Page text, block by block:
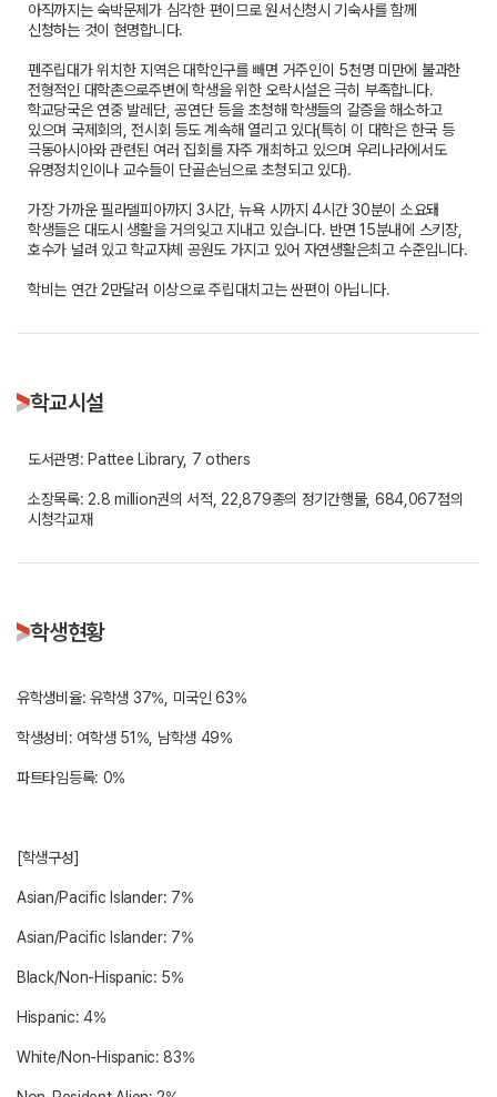
아직까지는 숙박문제가 심각한 편이므로 원서신청시 기숙사를 함께
신청하는 것이 현명합니다.
펜주립대가 위치한 지역은 대학인구를 빼면 거주인이 5천명 미만에 불과한
전형적인 대학촌으로주변에 학생을 위한 오락시설은 극히 부족합니다.
학교당국은 연중 발레단, 공연단 등을 초청해 학생들의 갈증을 해소하고
있으며 국제회의, 전시회 등도 계속해 열리고 있다(특히 이 대학은 한국 등
극동아시아와 관련된 여러 집회를 자주 개최하고 있으며 우리나라에서도
유명정치인이나 교수들이 단골손님으로 초청되고 있다).
가장 가까운 필라델피아까지 3시간, 뉴욕 시까지 4시간 30분이 소요돼
학생들은 대도시 생활을 거의잊고 지내고 있습니다. 반면 15분내에 스키장,
호수가 널려 있고 학교자체 공원도 가지고 있어 자연생활은최고 수준입니다.
학비는 연간 2만달러 이상으로 주립대치고는 싼편이 아닙니다.
학교시설
도서관명: Pattee Library, 7 others
소장목록: 2.8 million권의 서적, 22,879종의 정기간행물, 684,067점의
시청각교재
학생현황
유학생비율: 유학생 37%, 미국인 63%
학생성비: 여학생 51%, 남학생 49%
파트타임등록: 0%
[학생구성]
Asian/Pacific Islander: 7%
Asian/Pacific Islander: 7%
Black/Non-Hispanic: 5%
Hispanic: 4%
White/Non-Hispanic: 83%